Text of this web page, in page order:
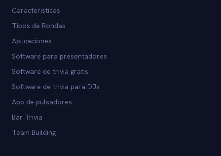
Caracteristicas
Tipos de Rondas
Aplicaciones
Software para presentadores
Software de trivia gratis
Software de trivia para DJs
App de pulsadores
Bar Trivia
Team Building